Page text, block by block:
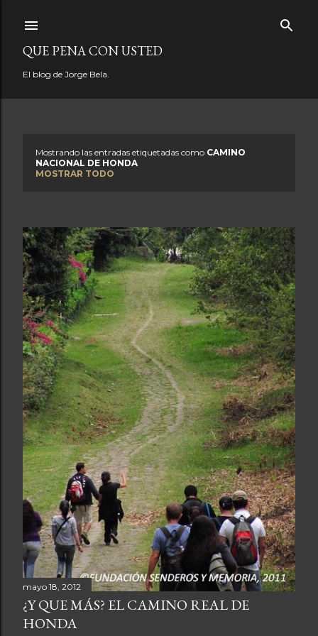
QUE PENA CON USTED
El blog de Jorge Bela.
t
r
a
d
a
s
Mostrando las entradas etiquetadas como CAMINO
NACIONAL DE HONDA
MOSTRAR TODO
mayo 18, 2012
¿Y QUE MÁS? EL CAMINO REAL DE
HONDA